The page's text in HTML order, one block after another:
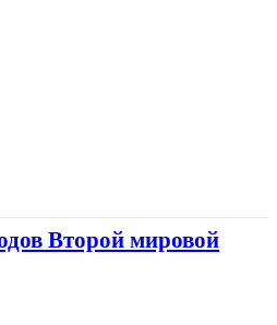
Второй мировой